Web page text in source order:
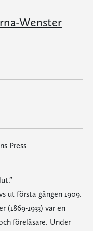
Wenster
Press
ut första gången 1909.
(1869-1933) var en
föreläsare. Under